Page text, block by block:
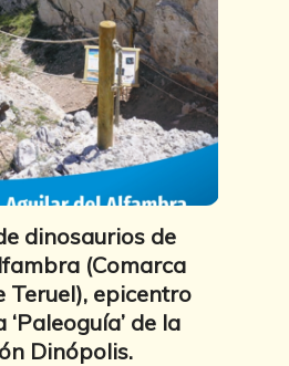
dinosaurios de
(Comarca
Teruel), epicentro
de la
Dinópolis.